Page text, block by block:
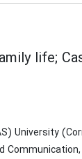
life;
University